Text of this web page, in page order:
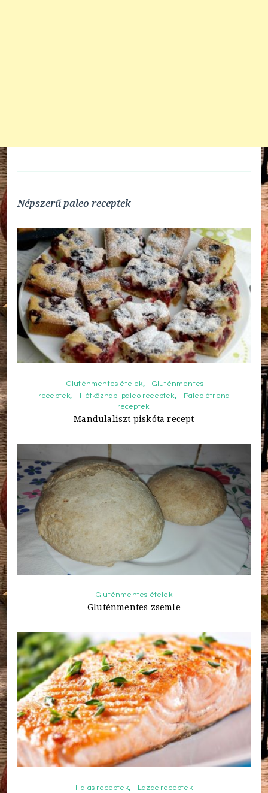
Népszerű paleo receptek
Gluténmentes ételek
Gluténmentes
receptek
Hétköznapi paleo receptek
Paleo étrend
receptek
Mandulaliszt piskóta recept
Gluténmentes ételek
Gluténmentes zsemle
Halas receptek Lazac receptek